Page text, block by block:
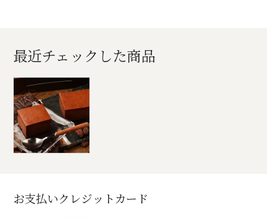
最近チェックした商品
お支払いクレジットカード